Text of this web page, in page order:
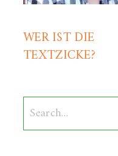
WER IST DIE
TEXTZICKE?